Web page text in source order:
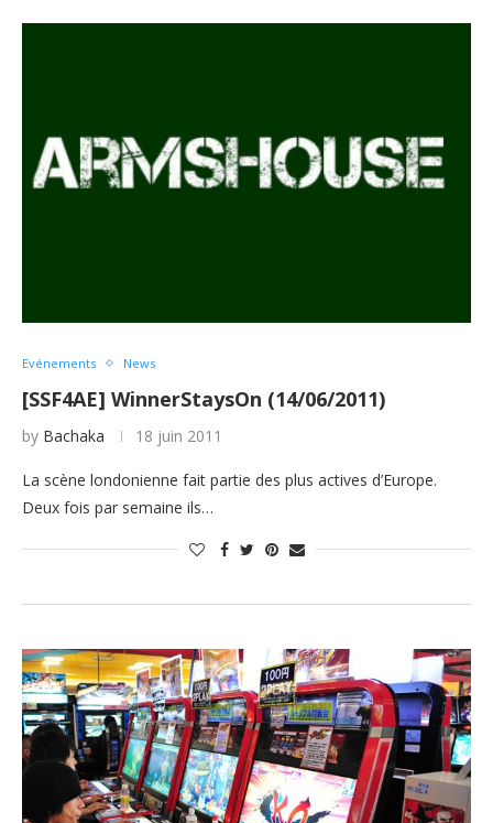
Evénements News
[SSF4AE] WinnerStaysOn (14/06/2011)
by Bachaka 18 juin 2011
La scène londonienne fait partie des plus actives d’Europe.
Deux fois par semaine ils…